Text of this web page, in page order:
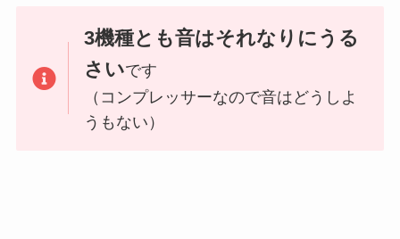
3機種とも音はそれなりにうる
さいです
（コンプレッサーなので音はどうしよ
うもない）